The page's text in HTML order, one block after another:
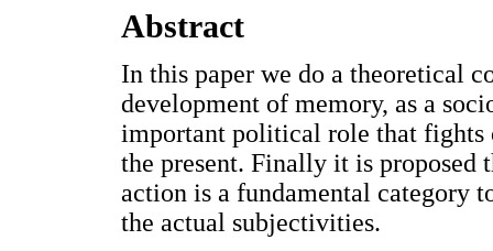
Abstract
In this paper we do a theoretical
development of memory, as a
important political role that fights
the present. Finally it is proposed
action is a fundamental category
the actual subjectivities.